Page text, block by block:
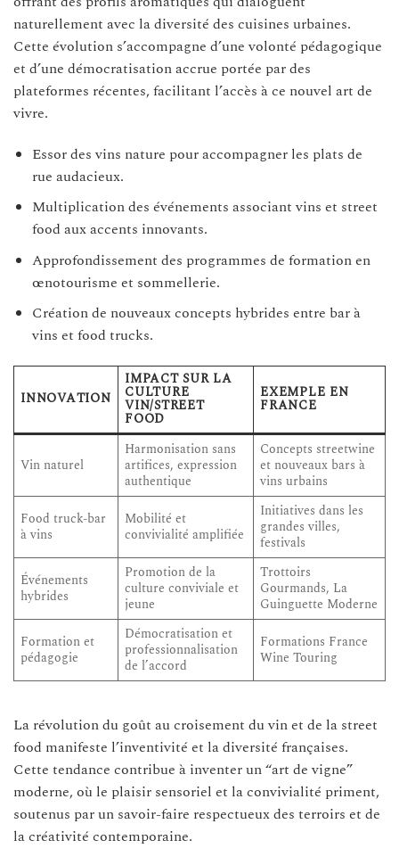
naturellement avec la diversité des cuisines urbaines.
Cette évolution s’accompagne d’une volonté pédagogique
et d’une démocratisation accrue portée par des
plateformes récentes, facilitant l’accès à ce nouvel art de
vivre.
Essor des vins nature pour accompagner les plats de
rue audacieux.
Multiplication des événements associant vins et street
food aux accents innovants.
Approfondissement des programmes de formation en
œnotourisme et sommellerie.
Création de nouveaux concepts hybrides entre bar à
vins et food trucks.
INNOVATION
IMPACT SUR LA
CULTURE
VIN/STREET
FOOD
EXEMPLE EN
FRANCE
Vin naturel
Harmonisation sans
artifices, expression
authentique
Concepts streetwine
et nouveaux bars à
vins urbains
Food truck-bar
à vins
Mobilité et
convivialité amplifiée
Initiatives dans les
grandes villes,
festivals
Événements
hybrides
Promotion de la
culture conviviale et
jeune
Trottoirs
Gourmands, La
Guinguette Moderne
Formation et
pédagogie
Démocratisation et
professionnalisation
de l’accord
Formations France
Wine Touring
La révolution du goût au croisement du vin et de la street
food manifeste l’inventivité et la diversité françaises.
Cette tendance contribue à inventer un “art de vigne”
moderne, où le plaisir sensoriel et la convivialité priment,
soutenus par un savoir-faire respectueux des terroirs et de
la créativité contemporaine.